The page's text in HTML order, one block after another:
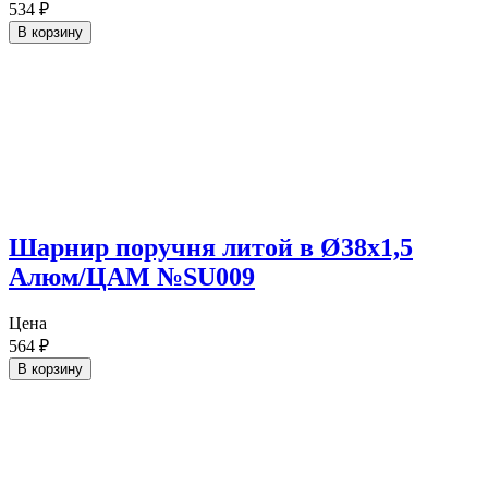
534 ₽
В корзину
Шарнир поручня литой в Ø38х1,5
Алюм/ЦАМ №SU009
Цена
564 ₽
В корзину